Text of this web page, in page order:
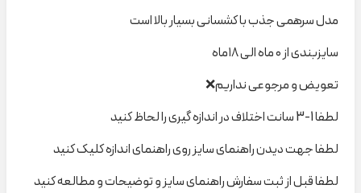
مدل سرهمی جذب با کشسانی بسیار بالا است
سایزبندی از ۰ ماه الی ۱۸ماه
تعویض و مرجوعی نداریم❌
لطفا 1-3 سانت اختلاف در اندازه گیری را لحاظ کنید
لطفا جهت دیدن راهنمای سایز روی راهنمای اندازه کلیک کنید
لطفا قبل از ثبت سفارش راهنمای سایز و توضیحات و مطالعه کنید